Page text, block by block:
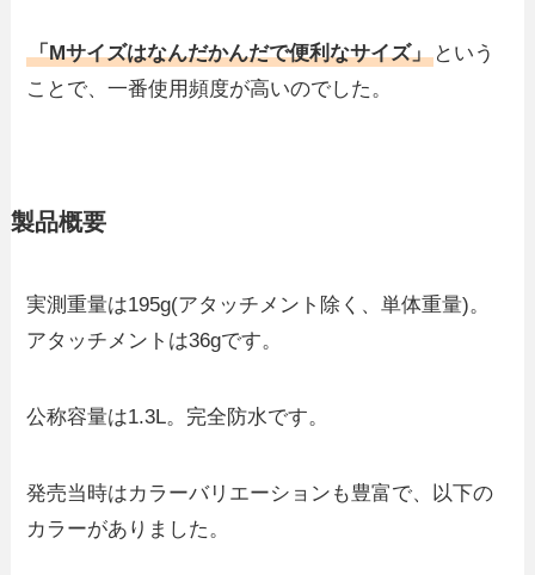
「Mサイズはなんだかんだで便利なサイズ」 という
ことで、一番使用頻度が高いのでした。
製品概要
実測重量は195g(アタッチメント除く、単体重量)。
アタッチメントは36gです。
公称容量は1.3L。完全防水です。
発売当時はカラーバリエーションも豊富で、以下の
カラーがありました。